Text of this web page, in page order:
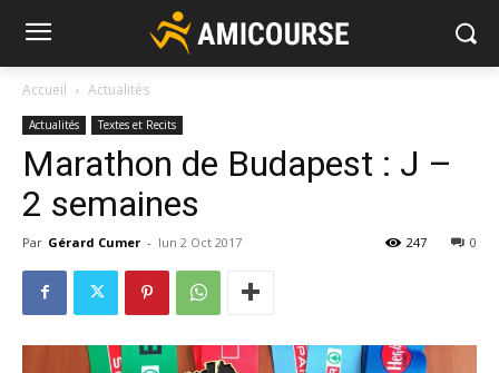
Accueil Actualités
Actualités Textes et Recits
Marathon de Budapest : J –
2 semaines
Par Gérard Cumer - lun 2 Oct 2017 0
247